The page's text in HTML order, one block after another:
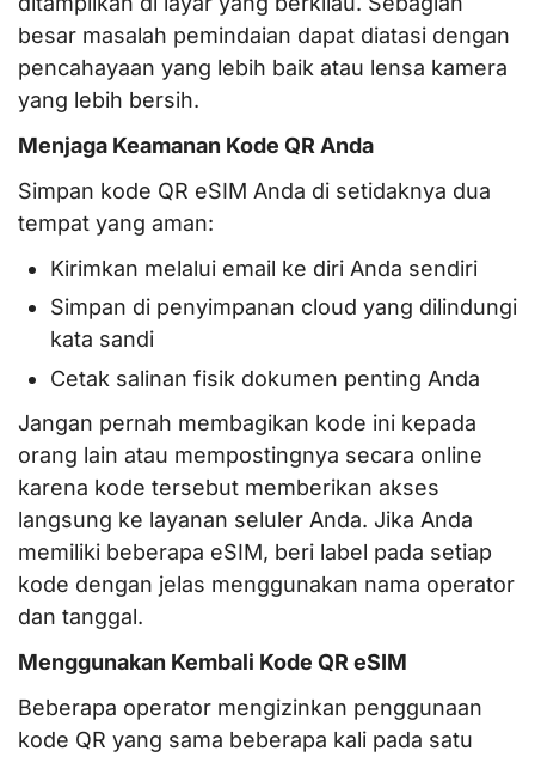
besar masalah pemindaian dapat diatasi dengan
pencahayaan yang lebih baik atau lensa kamera
yang lebih bersih.
Menjaga Keamanan Kode QR Anda
Simpan kode QR eSIM Anda di setidaknya dua
tempat yang aman:
Kirimkan melalui email ke diri Anda sendiri
Simpan di penyimpanan cloud yang dilindungi
kata sandi
Cetak salinan fisik dokumen penting Anda
Jangan pernah membagikan kode ini kepada
orang lain atau mempostingnya secara online
karena kode tersebut memberikan akses
langsung ke layanan seluler Anda. Jika Anda
memiliki beberapa eSIM, beri label pada setiap
kode dengan jelas menggunakan nama operator
dan tanggal.
Menggunakan Kembali Kode QR eSIM
Beberapa operator mengizinkan penggunaan
kode QR yang sama beberapa kali pada satu